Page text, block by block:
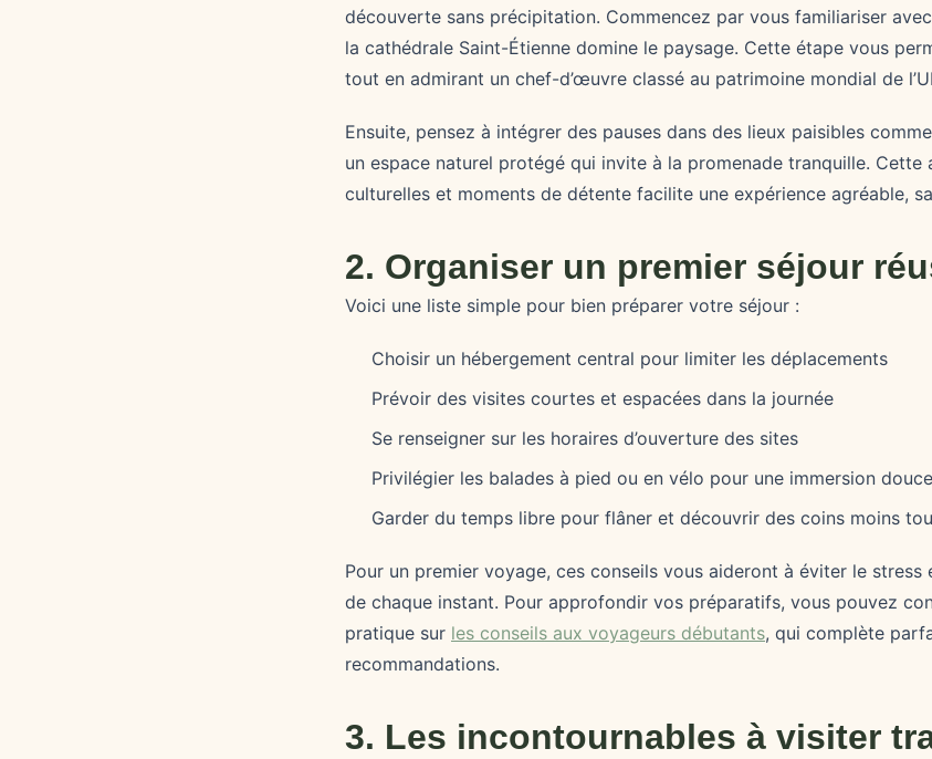
découverte sans précipitation. Commencez par vous familiariser
la cathédrale Saint-Étienne domine le paysage. Cette étape vous
tout en admirant un chef-d’œuvre classé au patrimoine mondial de
Ensuite, pensez à intégrer des pauses dans des lieux paisibles
un espace naturel protégé qui invite à la promenade tranquille. Cette
culturelles et moments de détente facilite une expérience agréable,
2. Organiser un premier séjour
Voici une liste simple pour bien préparer votre séjour :
Choisir un hébergement central pour limiter les déplacements
Prévoir des visites courtes et espacées dans la journée
Se renseigner sur les horaires d’ouverture des sites
Privilégier les balades à pied ou en vélo pour une immersion douce
Garder du temps libre pour flâner et découvrir des coins moins
Pour un premier voyage, ces conseils vous aideront à éviter le
de chaque instant. Pour approfondir vos préparatifs, vous pouvez
pratique sur les conseils aux voyageurs débutants, qui complète
recommandations.
3. Les incontournables à visiter